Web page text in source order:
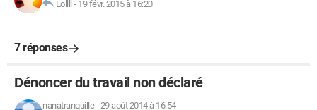
Lollll
- 19 févr. 2015 à 16:20
7 réponses
Dénoncer du travail non déclaré
nanatranquille-29 août 2014 à 16:54